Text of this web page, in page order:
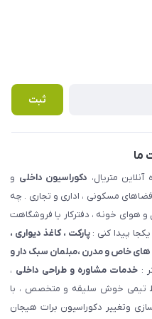
ثبت
ما
آنلاین متریال، دکوراسیون داخلی و
مسکونی ، اداری و تجاری . چه
هوای خونه ، دفترکار یا فروشگاهت
پیدا کنی :پارکت ، کاغذ دیواری ،
خاص و مدرن ،مبلمان سبک دار و
: خدمات مشاوره و طراحی داخلی ،
تیمی خوش سلیقه و متخصص ، با
وتغییر دکوراسیون برات هیجان